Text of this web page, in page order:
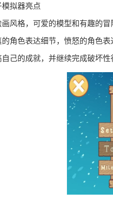
拟器亮点
风格，可爱的模型和有趣的
的角色表达细节，愤怒的角色
己的成就，并继续完成破坏性